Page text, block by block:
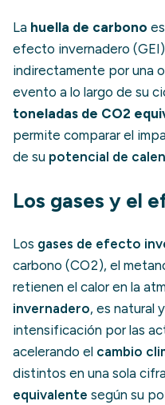
La huella de carbono
efecto invernadero
indirectamente por una
evento a lo largo de su
toneladas de CO2
permite comparar el
de su potencial de
Los gases y el
Los gases de efecto
carbono (CO2), el
retienen el calor en la
invernadero, es natural
intensificación por las
acelerando el cambio
distintos en una sola
equivalente según su